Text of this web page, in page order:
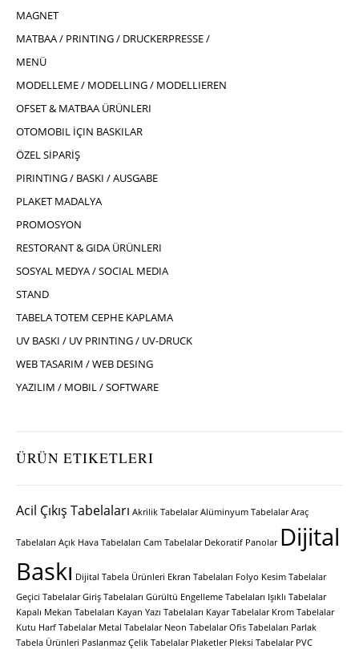
MAGNET
MATBAA / PRINTING / DRUCKERPRESSE /
MENÜ
MODELLEME / MODELLING / MODELLIEREN
OFSET & MATBAA ÜRÜNLERI
OTOMOBIL İÇIN BASKILAR
ÖZEL SİPARİŞ
PIRINTING / BASKI / AUSGABE
PLAKET MADALYA
PROMOSYON
RESTORANT & GIDA ÜRÜNLERI
SOSYAL MEDYA / SOCIAL MEDIA
STAND
TABELA TOTEM CEPHE KAPLAMA
UV BASKI / UV PRINTING / UV-DRUCK
WEB TASARIM / WEB DESING
YAZILIM / MOBIL / SOFTWARE
ÜRÜN ETIKETLERI
Acil Çıkış Tabelaları Akrilik Tabelalar Alüminyum Tabelalar Araç
Tabelaları Açık Hava Tabelaları Cam Tabelalar Dekoratif Panolar Dijital
Baskı Dijital Tabela Ürünleri Ekran Tabelaları Folyo Kesim Tabelalar
Geçici Tabelalar Giriş Tabelaları Gürültü Engelleme Tabelaları Işıklı Tabelalar
Kapalı Mekan Tabelaları Kayan Yazı Tabelaları Kayar Tabelalar Krom Tabelalar
Kutu Harf Tabelalar Metal Tabelalar Neon Tabelalar Ofis Tabelaları Parlak
Tabela Ürünleri Paslanmaz Çelik Tabelalar Plaketler Pleksi Tabelalar PVC